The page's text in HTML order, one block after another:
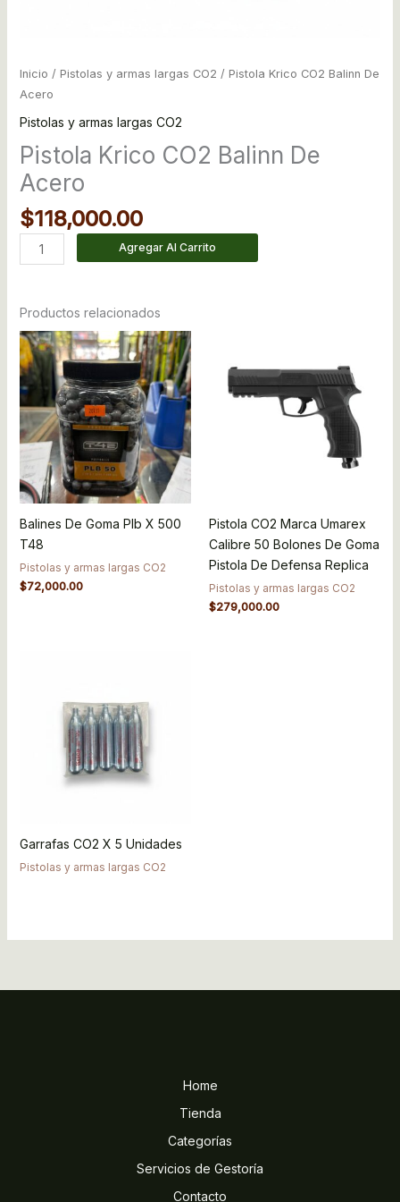
Inicio / Pistolas y armas largas CO2 / Pistola Krico CO2 Balinn De
Acero
Pistolas y armas largas CO2
Pistola Krico CO2 Balinn De
Acero
$118,000.00
Agregar Al Carrito
Productos relacionados
Balines De Goma Plb X 500
T48
Pistolas y armas largas CO2
$72,000.00
Pistola CO2 Marca Umarex
Calibre 50 Bolones De Goma
Pistola De Defensa Replica
Pistolas y armas largas CO2
$279,000.00
Garrafas CO2 X 5 Unidades
Pistolas y armas largas CO2
Home
Tienda
Categorías
Servicios de Gestoría
Contacto